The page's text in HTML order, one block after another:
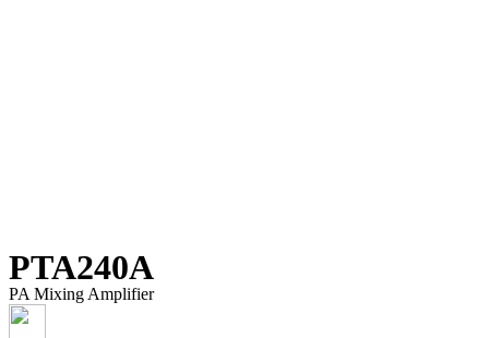
PTA240A
PA Mixing Amplifier